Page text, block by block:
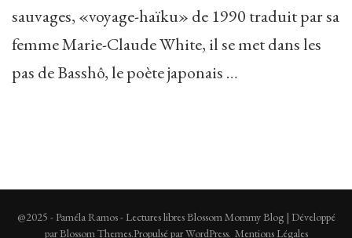
sauvages, «voyage-haïku» de 1990 traduit par sa
femme Marie-Claude White, il se met dans les
pas de Basshô, le poète japonais …
@2025 - Paméla Ramos - Lectures libresBlossom Mommy Blog | Développé
parBlossom Themes.Propulsé parWordPress. Mentions Légales